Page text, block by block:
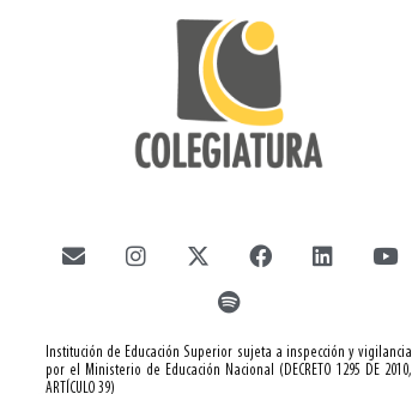
Institución de Educación Superior sujeta a inspección y vigilancia
por el Ministerio de Educación Nacional (DECRETO 1295 DE 2010,
ARTÍCULO 39)